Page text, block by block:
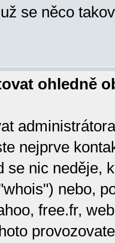
se něco
ohledně
nejprve
se nic neděje,
nebo,
free.fr,